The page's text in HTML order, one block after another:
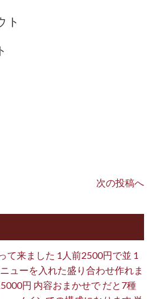
ト
次の投稿へ
て来ました 1人前2500円で並 1
ューを入れた盛り合わせ作れま
円 内容おまかせで だと7種